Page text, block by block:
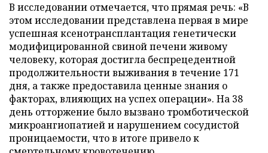
В исследовании отмечается, что прямая речь: «В
этом исследовании представлена первая в мире
успешная ксенотрансплантация генетически
модифицированной свиной печени живому
человеку, которая достигла беспрецедентной
продолжительности выживания в течение 171
дня, а также предоставила ценные знания о
факторах, влияющих на успех операции». На 38
день отторжение было вызвано тромботической
микроангиопатией и нарушением сосудистой
проницаемости, что в итоге привело к